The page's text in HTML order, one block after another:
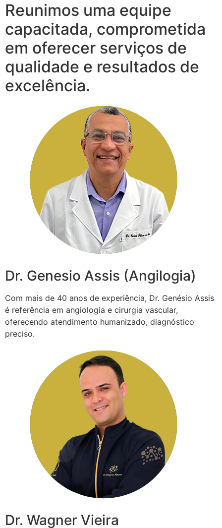
Reunimos uma equipe
capacitada, comprometida
em oferecer serviços de
qualidade e resultados de
excelência.
Dr. Genesio Assis (Angilogia)
Com mais de 40 anos de experiência, Dr. Genésio Assis
é referência em angiologia e cirurgia vascular,
oferecendo atendimento humanizado, diagnóstico
preciso.
Dr. Wagner Vieira